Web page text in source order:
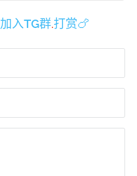
加入TG群.打赏🍗